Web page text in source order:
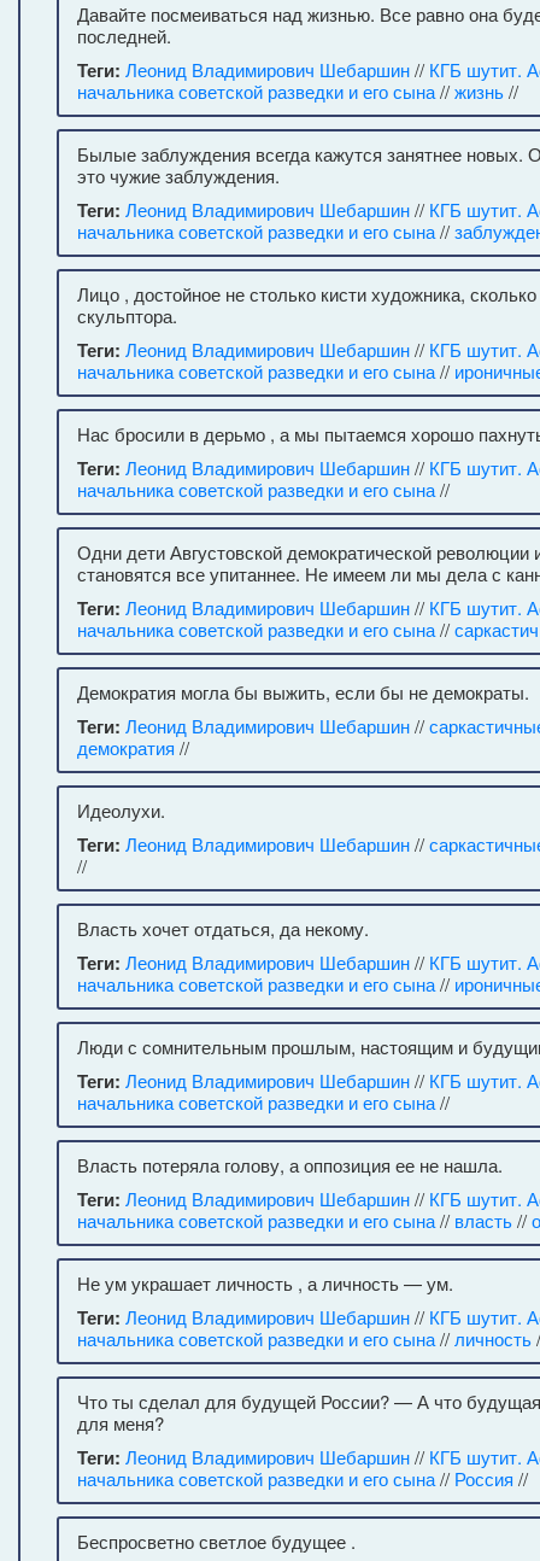
Давайте посмеиваться над жизнью. Все равно она
последней.
Теги: Леонид Владимирович Шебаршин// КГБ шутит.
начальника советской разведки и его сына//жизнь//
Былые заблуждения всегда кажутся занятнее новых.
это чужие заблуждения.
Теги: Леонид Владимирович Шебаршин// КГБ шутит.
начальника советской разведки и его сына//
Лицо , достойное не столько кисти художника,
скульптора.
Теги: Леонид Владимирович Шебаршин// КГБ шутит.
начальника советской разведки и его сына//
Нас бросили в дерьмо , а мы пытаемся хорошо
Теги: Леонид Владимирович Шебаршин// КГБ шутит.
начальника советской разведки и его сына//
Одни дети Августовской демократической революции
становятся все упитаннее. Не имеем ли мы дела с
Теги: Леонид Владимирович Шебаршин// КГБ шутит.
начальника советской разведки и его сына//
Демократия могла бы выжить, если бы не демократы.
Теги: Леонид Владимирович Шебаршин//
демократия //
Идеолухи.
Теги: Леонид Владимирович Шебаршин//
//
Власть хочет отдаться, да некому.
Теги: Леонид Владимирович Шебаршин// КГБ шутит.
начальника советской разведки и его сына//
Люди с сомнительным прошлым, настоящим и
Теги: Леонид Владимирович Шебаршин// КГБ шутит.
начальника советской разведки и его сына//
Власть потеряла голову, а оппозиция ее не нашла.
Теги: Леонид Владимирович Шебаршин// КГБ шутит.
начальника советской разведки и его сына// власть//
Не ум украшает личность , а личность — ум.
Теги: Леонид Владимирович Шебаршин// КГБ шутит.
начальника советской разведки и его сына// личность
Что ты сделал для будущей России? — А что
для меня?
Теги: Леонид Владимирович Шебаршин// КГБ шутит.
начальника советской разведки и его сына// Россия //
Беспросветно светлое будущее .